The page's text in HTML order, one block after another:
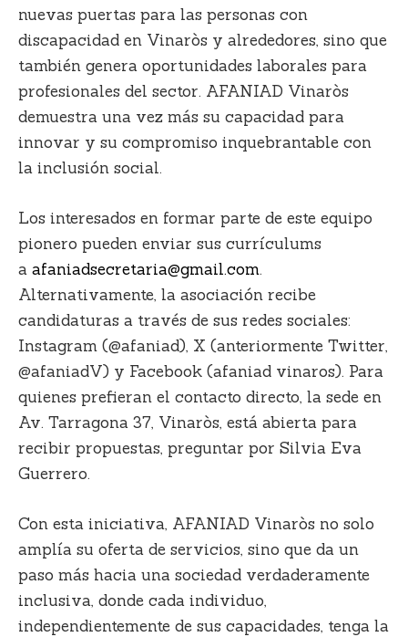
nuevas puertas para las personas con
discapacidad en Vinaròs y alrededores, sino que
también genera oportunidades laborales para
profesionales del sector. AFANIAD Vinaròs
demuestra una vez más su capacidad para
innovar y su compromiso inquebrantable con
la inclusión social.
Los interesados en formar parte de este equipo
pionero pueden enviar sus currículums
a afaniadsecretaria@gmail.com.
Alternativamente, la asociación recibe
candidaturas a través de sus redes sociales:
Instagram (@afaniad), X (anteriormente Twitter,
@afaniadV) y Facebook (afaniad vinaros). Para
quienes prefieran el contacto directo, la sede en
Av. Tarragona 37, Vinaròs, está abierta para
recibir propuestas, preguntar por Silvia Eva
Guerrero.
Con esta iniciativa, AFANIAD Vinaròs no solo
amplía su oferta de servicios, sino que da un
paso más hacia una sociedad verdaderamente
inclusiva, donde cada individuo,
independientemente de sus capacidades, tenga la